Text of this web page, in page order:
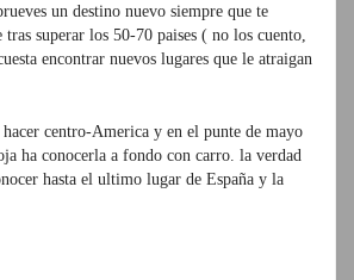
un destino nuevo siempre que te
superar los 50-70 paises ( no los cuento,
encontrar nuevos lugares que le atraigan
centro-America y en el punte de mayo
ha conocerla a fondo con carro. la verdad
hasta el ultimo lugar de España y la